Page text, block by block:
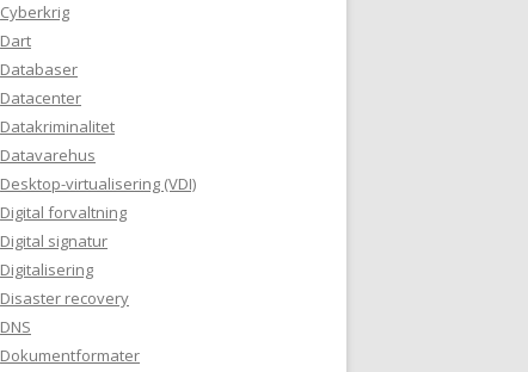
Cyberkrig
Dart
Databaser
Datacenter
Datakriminalitet
Datavarehus
Desktop-virtualisering (VDI)
Digital forvaltning
Digital signatur
Digitalisering
Disaster recovery
DNS
Dokumentformater